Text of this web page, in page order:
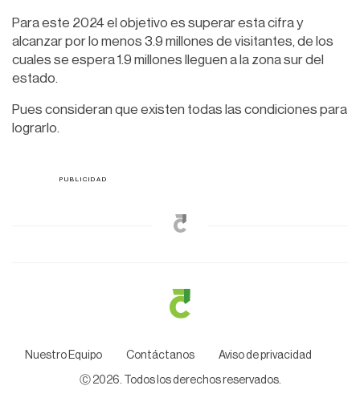
Para este 2024 el objetivo es superar esta cifra y
alcanzar por lo menos 3.9 millones de visitantes, de los
cuales se espera 1.9 millones lleguen a la zona sur del
estado.
Pues consideran que existen todas las condiciones para
lograrlo.
Nuestro Equipo Contáctanos Aviso de privacidad
Ⓒ 2026. Todos los derechos reservados.